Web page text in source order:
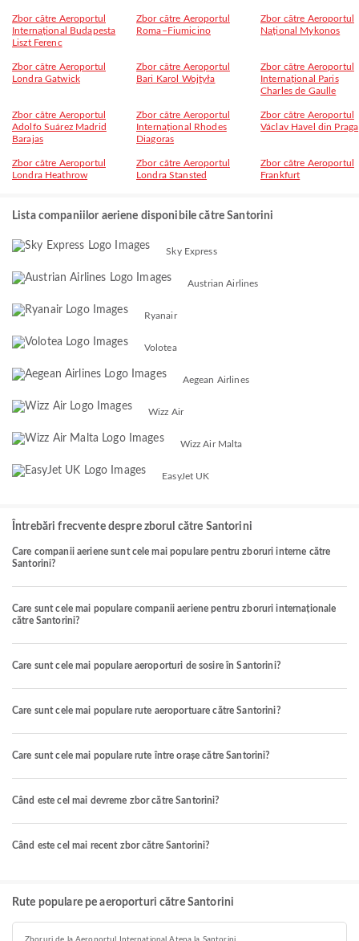
Zbor către Aeroportul
Internațional Budapesta
Liszt Ferenc
Zbor către Aeroportul
Roma–Fiumicino
Zbor către Aeroportul
Național Mykonos
Zbor către Aeroportul
Londra Gatwick
Zbor către Aeroportul
Bari Karol Wojtyła
Zbor către Aeroportul
Internațional Paris
Charles de Gaulle
Zbor către Aeroportul
Adolfo Suárez Madrid
Barajas
Zbor către Aeroportul
Internațional Rhodes
Diagoras
Zbor către Aeroportul
Václav Havel din Praga
Zbor către Aeroportul
Londra Heathrow
Zbor către Aeroportul
Londra Stansted
Zbor către Aeroportul
Frankfurt
Lista companiilor aeriene disponibile către Santorini
Sky Express
Austrian Airlines
Ryanair
Volotea
Aegean Airlines
Wizz Air
Wizz Air Malta
EasyJet UK
Întrebări frecvente despre zborul către Santorini
Care companii aeriene sunt cele mai populare pentru zboruri interne către
Santorini?
Care sunt cele mai populare companii aeriene pentru zboruri internaționale
către Santorini?
Care sunt cele mai populare aeroporturi de sosire în Santorini?
Care sunt cele mai populare rute aeroportuare către Santorini?
Care sunt cele mai populare rute între orașe către Santorini?
Când este cel mai devreme zbor către Santorini?
Când este cel mai recent zbor către Santorini?
Rute populare pe aeroporturi către Santorini
Zboruri de la Aeroportul Internațional Atena la Santorini